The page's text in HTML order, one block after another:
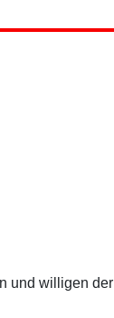
und willigen der